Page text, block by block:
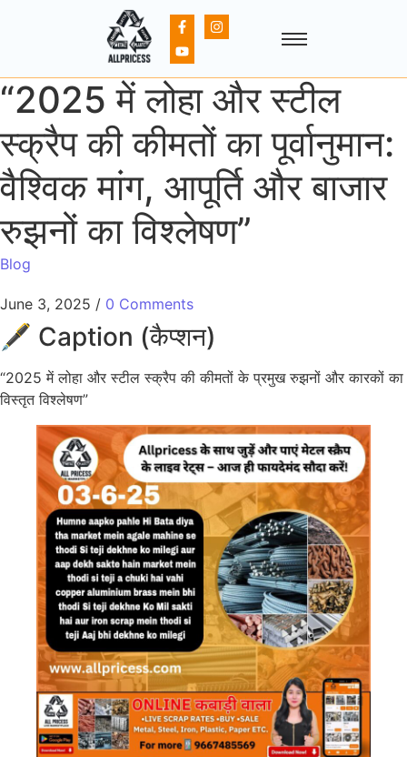
“2025 में लोहा और स्टील
स्क्रैप की कीमतों का पूर्वानुमान:
वैश्विक मांग, आपूर्ति और बाजार
रुझनों का विश्लेषण”
Blog
June 3, 2025 / 0 Comments
🖋️ Caption (कैप्शन)
“2025 में लोहा और स्टील स्क्रैप की कीमतों के प्रमुख रुझनों और कारकों का
विस्तृत विश्लेषण”